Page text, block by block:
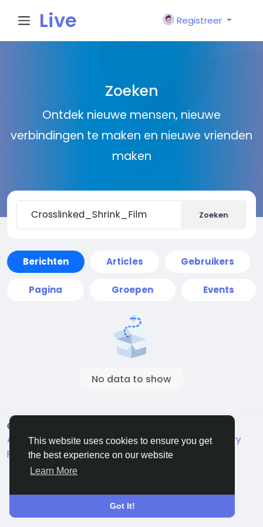
This website uses cookies to ensure you get
the best experience on our website
Learn More
Got It!
Live
Registreer
Zoeken
Ontdek nieuwe mensen, nieuwe
verbindingen te maken en nieuwe vrienden
maken
Zoeken
Berichten Articles Gebruikers
Pagina Groepen Events
No data to show
© 2026 Live City In
About Voorwaarden Privacy
Shipping and delivery
policy
Refund and return policy Contact Us
Bedrijvengids